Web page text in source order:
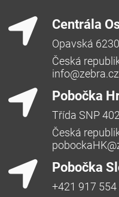
Centrála
Opavská
Česká
info@zebra.cz
Pobočka
Třída SNP
Česká
Pobočka
+421 917 554